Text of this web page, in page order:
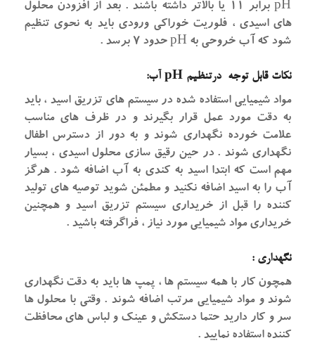
pH برابر ۱۱ یا بالاتر داشته باشند . بعد از افزودن محلول
های اسیدی ، فلوریت خوراکی ورودی باید به نحوی تنظیم
شود که آب خروحی به pH حدود ۷ برسد .
نکات قابل توجه درتنظیم pH آب:
مواد شیمیایی استفاده شده در سیستم های تزریق اسید ، باید
به دقت مورد عمل قرار بگیرند و در ظرف های مناسب
علامت خورده نگهداری شوند و به دور از دسترس اطفال
نگهداری شوند . در حین رقیق سازی محلول اسیدی ، بسیار
مهم است که ابتدا اسید به کندی به آب اضافه شود . هرگز
آب را به اسید اضافه نکنید و مطمئن شوید توصیه های تولید
کننده را قبل از خریداری سیستم تزریق اسید و همچنین
خریداری مواد شیمیایی مورد نیاز ، فراگرفته باشید .
نگهداری :
همچون کار با همه سیستم ها ، پمپ ها باید به دقت نگهداری
شوند و مواد شیمیایی مرتب اضافه شوند . وقتی با محلول ها
سر و کار دارید حتما دستکش و عینک و لباس های محافظت
کننده استفاده نمایید .